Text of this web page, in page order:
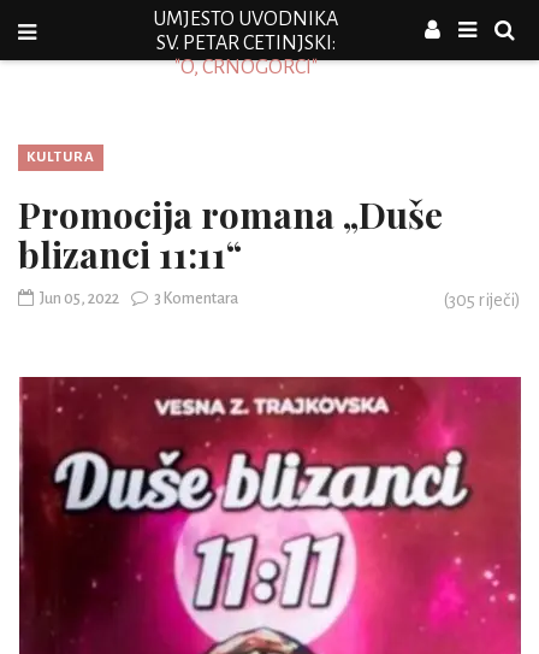
UMJESTO UVODNIKA
SV. PETAR CETINJSKI:
"O, CRNOGORCI"
KULTURA
Promocija romana „Duše
blizanci 11:11“
Jun 05, 2022 3 Komentara (305 riječi)